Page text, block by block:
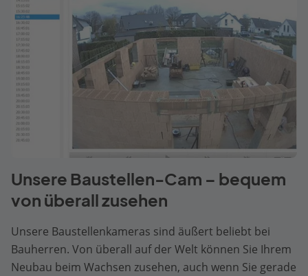
Unsere Baustellen-Cam – bequem
von überall zusehen
Unsere Baustellenkameras sind äußert beliebt bei
Bauherren. Von überall auf der Welt können Sie Ihrem
Neubau beim Wachsen zusehen, auch wenn Sie gerade